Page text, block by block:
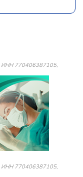
ИНН 770406387105,
ИНН 770406387105,